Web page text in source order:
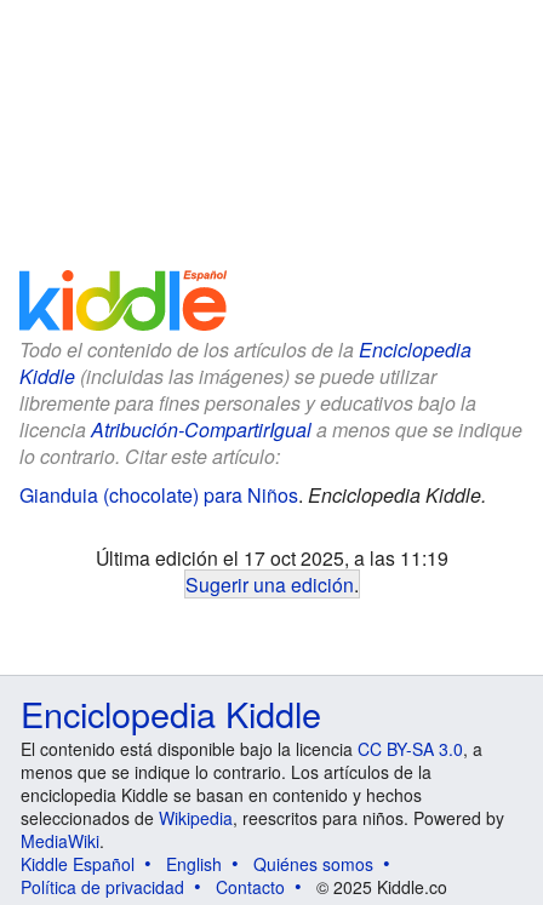
Todo el contenido de los artículos de la Enciclopedia
Kiddle (incluidas las imágenes) se puede utilizar
libremente para fines personales y educativos bajo la
licenciaAtribución-CompartirIguala menos que se indique
lo contrario. Citar este artículo:
Gianduia (chocolate) para Niños. Enciclopedia Kiddle.
Última edición el 17 oct 2025, a las 11:19
Sugerir una edición.
Enciclopedia Kiddle
El contenido está disponible bajo la licencia CC BY-SA 3.0, a
menos que se indique lo contrario. Los artículos de la
enciclopedia Kiddle se basan en contenido y hechos
seleccionados de Wikipedia, reescritos para niños. Powered by
MediaWiki.
Kiddle Español
English
Quiénes somos
Política de privacidad
Contacto © 2025 Kiddle.co